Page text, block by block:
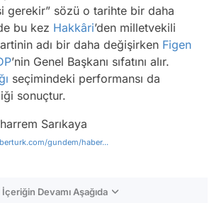
gerekir” sözü o tarihte bir daha
bu kez Hakkâri’den milletvekili
adı bir daha değişirken Figen
’nin Genel Başkanı sıfatını alır.
seçimindeki performansı da
sonuçtur.
Sarıkaya
gundem/haber...
İçeriğin Devamı Aşağıda